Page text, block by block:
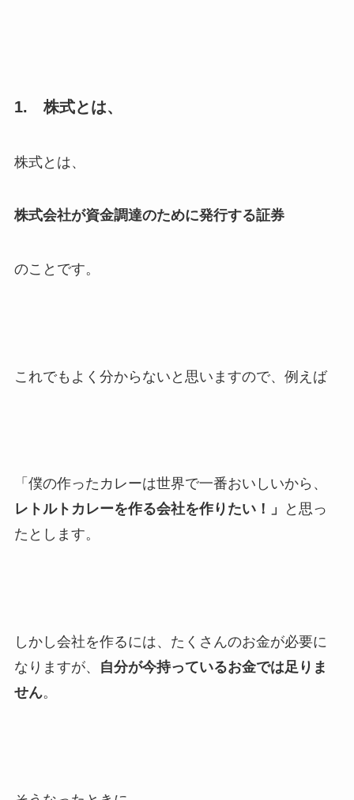
1. 株式とは、
株式とは、
株式会社が資金調達のために発行する証券
のことです。
これでもよく分からないと思いますので、例えば
「僕の作ったカレーは世界で一番おいしいから、
レトルトカレーを作る会社を作りたい！」
と思っ
たとします。
しかし会社を作るには、たくさんのお金が必要に
なりますが、
自分が今持っているお金では足りま
せん。